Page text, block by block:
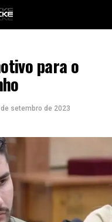
para o
setembro de 2023